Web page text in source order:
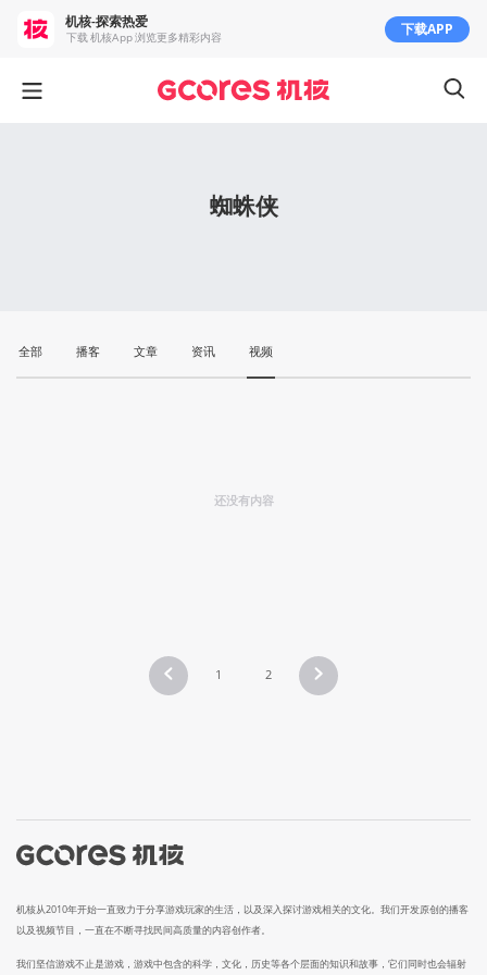
蜘蛛侠
全部 播客 文章 资讯 视频
还没有内容
1 2
机核从2010年开始一直致力于分享游戏玩家的生活，以及深入探讨游戏相关的文化。我们开发原创的播客
以及视频节目，一直在不断寻找民间高质量的内容创作者。
我们坚信游戏不止是游戏，游戏中包含的科学，文化，历史等各个层面的知识和故事，它们同时也会辐射
机核-探索热爱
下载 机核App 浏览更多精彩内容 下载APP